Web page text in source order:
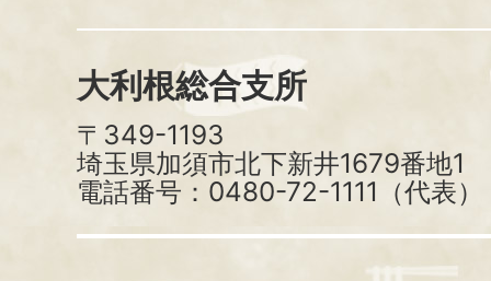
大利根総合支所
〒349-1193
埼玉県加須市北下新井1679番地1
電話番号：0480-72-1111（代表）